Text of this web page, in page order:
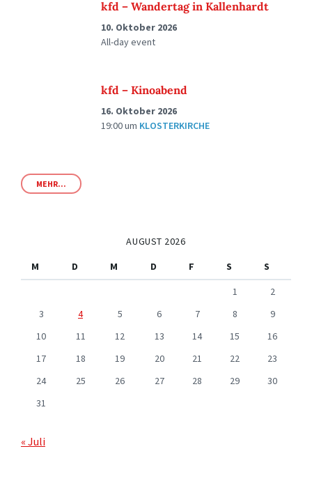
kfd – Wandertag in Kallenhardt
10. Oktober 2026
All-day event
kfd – Kinoabend
16. Oktober 2026
19:00um KLOSTERKIRCHE
MEHR...
AUGUST 2026
M
D M D F S
S
1
2
3
4 5 6 7 8
9
10
11 12 13 14 15
16
17
18 19 20 21 22
23
24
25 26 27 28 29
30
31
« Juli